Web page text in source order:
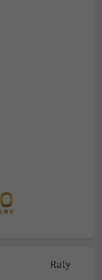
Raty